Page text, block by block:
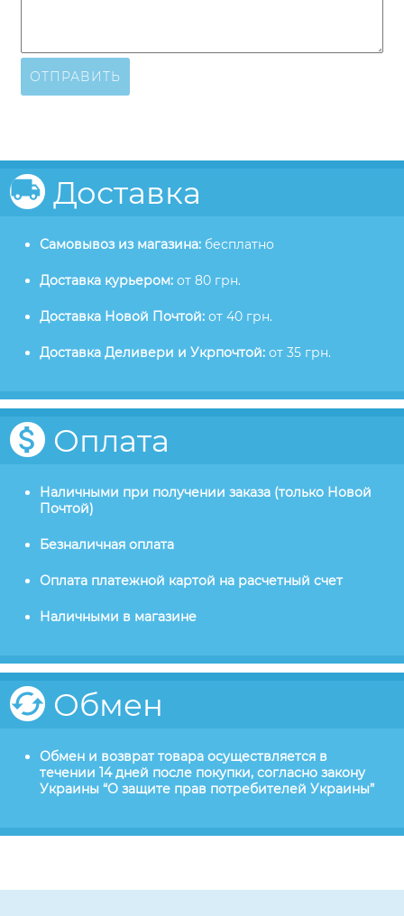
ОТПРАВИТЬ
Доставка
Самовывоз из магазина: бесплатно
Доставка курьером: от 80 грн.
Доставка Новой Почтой: от 40 грн.
Доставка Деливери и Укрпочтой: от 35 грн.
Оплата
Наличными при получении заказа (только Новой
Почтой)
Безналичная оплата
Оплата платежной картой на расчетный счет
Наличными в магазине
Обмен
Обмен и возврат товара осуществляется в
течении 14 дней после покупки, согласно закону
Украины “О защите прав потребителей Украины”